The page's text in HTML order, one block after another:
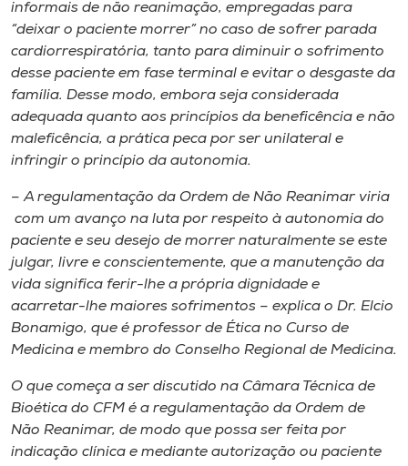
Unoesc
Store
Selecione
o idioma
A+
A-
informais de não reanimação, empregadas para
“deixar o paciente morrer” no caso de sofrer parada
cardiorrespiratória, tanto para diminuir o sofrimento
desse paciente em fase terminal e evitar o desgaste da
família. Desse modo, embora seja considerada
adequada quanto aos princípios da beneficência e não
maleficência, a prática peca por ser unilateral e
infringir o princípio da autonomia.
– A regulamentação da Ordem de Não Reanimar viria
com um avanço na luta por respeito à autonomia do
paciente e seu desejo de morrer naturalmente se este
julgar, livre e conscientemente, que a manutenção da
vida significa ferir-lhe a própria dignidade e
acarretar-lhe maiores sofrimentos – explica o Dr. Elcio
Bonamigo, que é professor de Ética no Curso de
Medicina e membro do Conselho Regional de Medicina.
O que começa a ser discutido na Câmara Técnica de
Bioética do CFM é a regulamentação da Ordem de
Não Reanimar, de modo que possa ser feita por
indicação clínica e mediante autorização ou paciente